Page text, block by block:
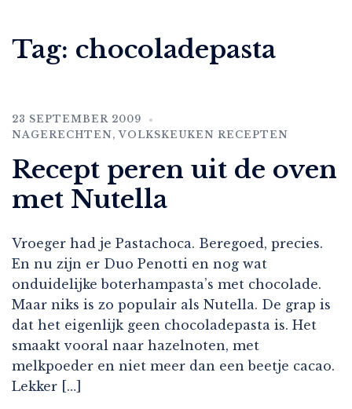
Tag: chocoladepasta
23 SEPTEMBER 2009
NAGERECHTEN,VOLKSKEUKEN RECEPTEN
Recept peren uit de oven
met Nutella
Vroeger had je Pastachoca. Beregoed, precies.
En nu zijn er Duo Penotti en nog wat
onduidelijke boterhampasta’s met chocolade.
Maar niks is zo populair als Nutella. De grap is
dat het eigenlijk geen chocoladepasta is. Het
smaakt vooral naar hazelnoten, met
melkpoeder en niet meer dan een beetje cacao.
Lekker […]